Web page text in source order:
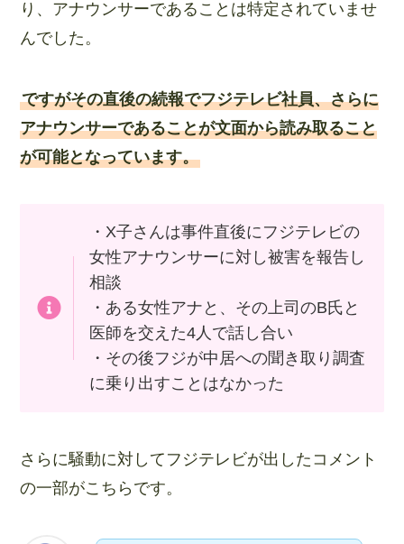
り、アナウンサーであることは特定されていませ
んでした。
ですがその直後の続報でフジテレビ社員、さらに
アナウンサーであることが文面から読み取ること
が可能となっています。
・X子さんは事件直後にフジテレビの
女性アナウンサーに対し被害を報告し
相談
・ある女性アナと、その上司のB氏と
医師を交えた4人で話し合い
・その後フジが中居への聞き取り調査
に乗り出すことはなかった
さらに騒動に対してフジテレビが出したコメント
の一部がこちらです。